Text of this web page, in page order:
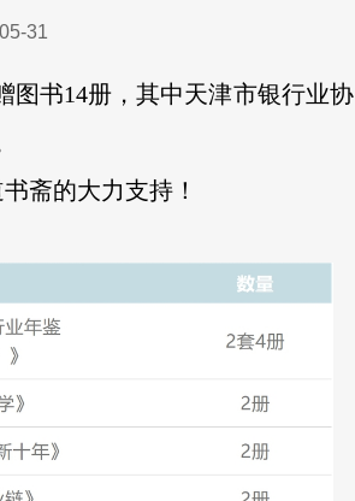
31
图书14册，其中天津市银行业协
斋的大力支持！